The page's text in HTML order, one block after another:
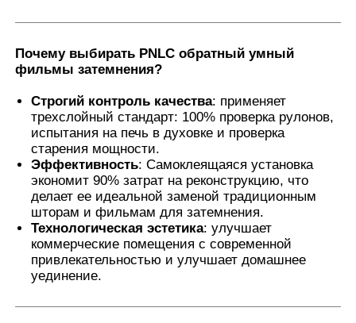
Почему выбирать PNLC обратный умный
фильмы затемнения?
Строгий контроль качества: применяет
трехслойный стандарт: 100% проверка рулонов,
испытания на печь в духовке и проверка
старения мощности.
Эффективность: Самоклеящаяся установка
экономит 90% затрат на реконструкцию, что
делает ее идеальной заменой традиционным
шторам и фильмам для затемнения.
Технологическая эстетика: улучшает
коммерческие помещения с современной
привлекательностью и улучшает домашнее
уединение.